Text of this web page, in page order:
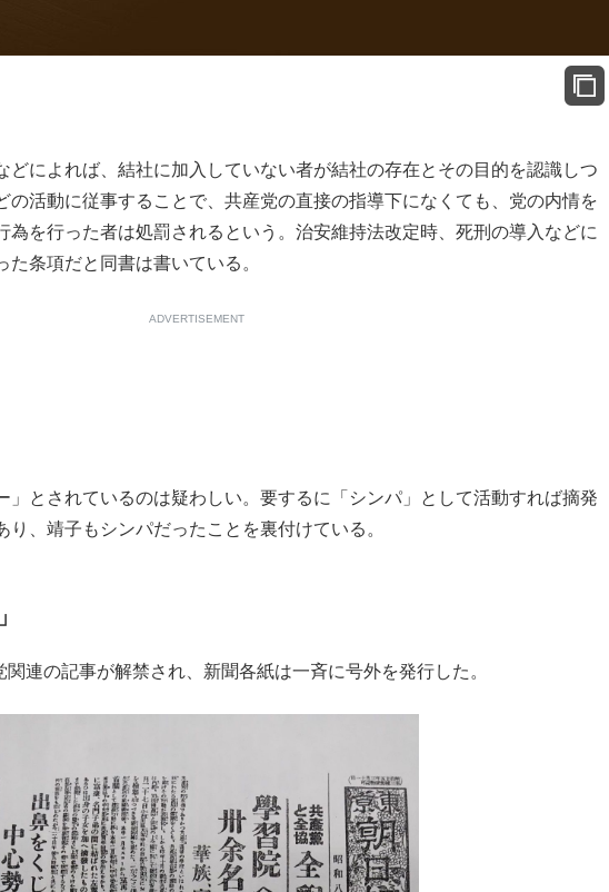
によれば、結社に加入していない者が結社の存在とその目的を認識しつ
の活動に従事することで、共産党の直接の指導下になくても、党の内情を
為を行った者は処罰されるという。治安維持法改定時、死刑の導入などに
条項だと同書は書いている。
ADVERTISEMENT
とされているのは疑わしい。要するに「シンパ」として活動すれば摘発
、靖子もシンパだったことを裏付けている。
連の記事が解禁され、新聞各紙は一斉に号外を発行した。